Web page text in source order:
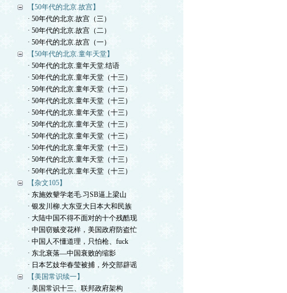
【50年代的北京.故宫】
· 50年代的北京.故宫（三）
· 50年代的北京.故宫（二）
· 50年代的北京.故宫（一）
【50年代的北京.童年天堂】
· 50年代的北京.童年天堂.结语
· 50年代的北京.童年天堂（十三）
· 50年代的北京.童年天堂（十三）
· 50年代的北京.童年天堂（十三）
· 50年代的北京.童年天堂（十三）
· 50年代的北京.童年天堂（十三）
· 50年代的北京.童年天堂（十三）
· 50年代的北京.童年天堂（十三）
· 50年代的北京.童年天堂（十三）
· 50年代的北京.童年天堂（十三）
【杂文105】
· 东施效颦学老毛.习SB逼上梁山
· 银发川柳.大东亚大日本大和民族
· 大陆中国不得不面对的十个残酷现
· 中国窃贼变花样，美国政府防盗忙
· 中国人不懂道理，只怕枪、fuck
· 东北衰落—中国衰败的缩影
· 日本艺妓华春莹被捕，外交部辟谣
【美国常识续一】
· 美国常识十三、联邦政府架构